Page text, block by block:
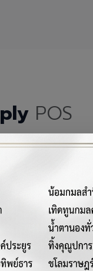
POS
ภาพสูงสำหรับระบบ